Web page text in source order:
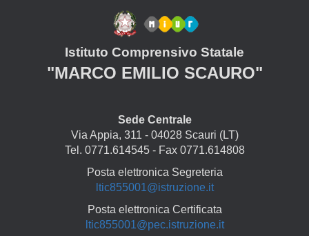
Istituto Comprensivo Statale
"MARCO EMILIO SCAURO"
Sede Centrale
Via Appia, 311 - 04028 Scauri (LT)
Tel. 0771.614545 - Fax 0771.614808
Posta elettronica Segreteria
ltic855001@istruzione.it
Posta elettronica Certificata
ltic855001@pec.istruzione.it